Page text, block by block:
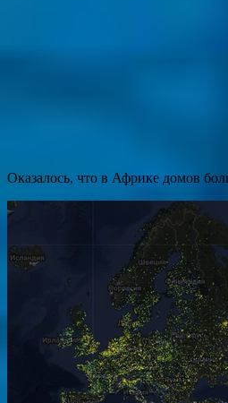
Оказалось, что в Африке домов